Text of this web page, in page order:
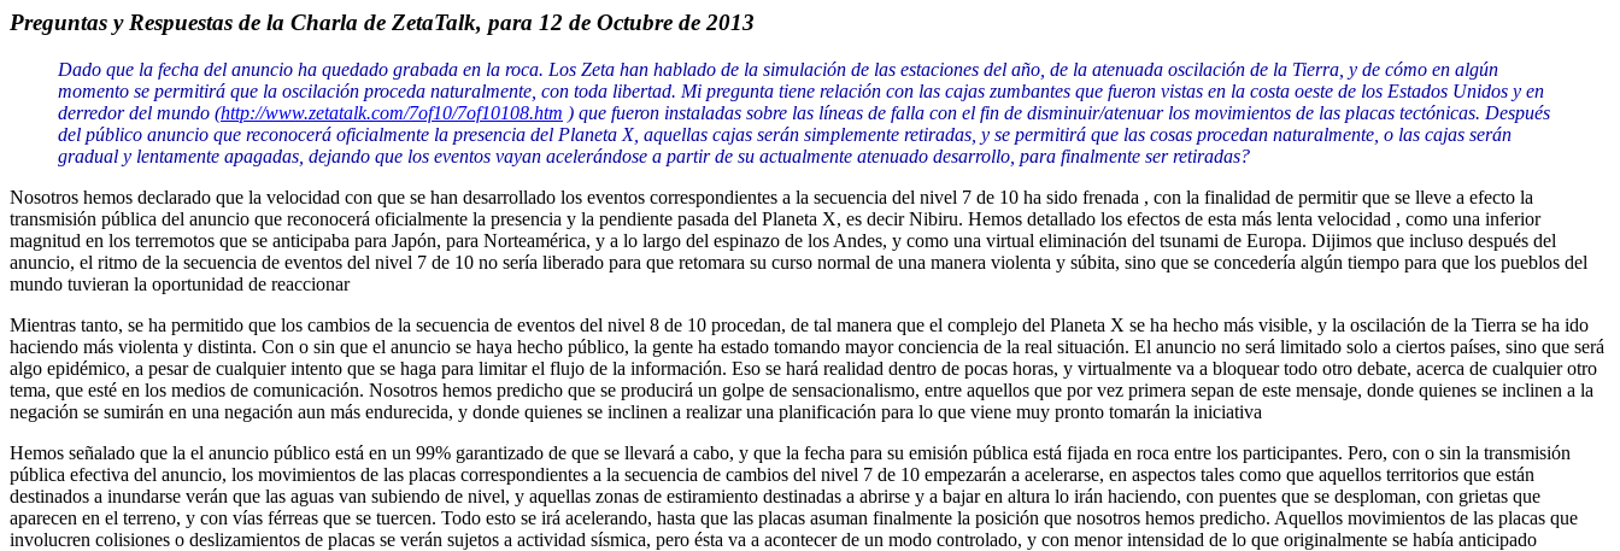
Preguntas y Respuestas de la Charla de ZetaTalk, para 12 de Octubre de 2013
Dado que la fecha del anuncio ha quedado grabada en la roca. Los Zeta han hablado de la simulación de las estaciones del año, de la atenuada oscilación de la Tierra, y de cómo en algún
momento se permitirá que la oscilación proceda naturalmente, con toda libertad. Mi pregunta tiene relación con las cajas zumbantes que fueron vistas en la costa oeste de los Estados Unidos y en
derredor del mundo (http://www.zetatalk.com/7of10/7of10108.htm ) que fueron instaladas sobre las líneas de falla con el fin de disminuir/atenuar los movimientos de las placas tectónicas. Después
del público anuncio que reconocerá oficialmente la presencia del Planeta X, aquellas cajas serán simplemente retiradas, y se permitirá que las cosas procedan naturalmente, o las cajas serán
gradual y lentamente apagadas, dejando que los eventos vayan acelerándose a partir de su actualmente atenuado desarrollo, para finalmente ser retiradas?
Nosotros hemos declarado que la velocidad con que se han desarrollado los eventos correspondientes a la secuencia del nivel 7 de 10 ha sido frenada , con la finalidad de permitir que se lleve a efecto la
transmisión pública del anuncio que reconocerá oficialmente la presencia y la pendiente pasada del Planeta X, es decir Nibiru. Hemos detallado los efectos de esta más lenta velocidad , como una inferior
magnitud en los terremotos que se anticipaba para Japón, para Norteamérica, y a lo largo del espinazo de los Andes, y como una virtual eliminación del tsunami de Europa. Dijimos que incluso después del
anuncio, el ritmo de la secuencia de eventos del nivel 7 de 10 no sería liberado para que retomara su curso normal de una manera violenta y súbita, sino que se concedería algún tiempo para que los pueblos del
mundo tuvieran la oportunidad de reaccionar
Mientras tanto, se ha permitido que los cambios de la secuencia de eventos del nivel 8 de 10 procedan, de tal manera que el complejo del Planeta X se ha hecho más visible, y la oscilación de la Tierra se ha ido
haciendo más violenta y distinta. Con o sin que el anuncio se haya hecho público, la gente ha estado tomando mayor conciencia de la real situación. El anuncio no será limitado solo a ciertos países, sino que será
algo epidémico, a pesar de cualquier intento que se haga para limitar el flujo de la información. Eso se hará realidad dentro de pocas horas, y virtualmente va a bloquear todo otro debate, acerca de cualquier otro
tema, que esté en los medios de comunicación. Nosotros hemos predicho que se producirá un golpe de sensacionalismo, entre aquellos que por vez primera sepan de este mensaje, donde quienes se inclinen a la
negación se sumirán en una negación aun más endurecida, y donde quienes se inclinen a realizar una planificación para lo que viene muy pronto tomarán la iniciativa
Hemos señalado que la el anuncio público está en un 99% garantizado de que se llevará a cabo, y que la fecha para su emisión pública está fijada en roca entre los participantes. Pero, con o sin la transmisión
pública efectiva del anuncio, los movimientos de las placas correspondientes a la secuencia de cambios del nivel 7 de 10 empezarán a acelerarse, en aspectos tales como que aquellos territorios que están
destinados a inundarse verán que las aguas van subiendo de nivel, y aquellas zonas de estiramiento destinadas a abrirse y a bajar en altura lo irán haciendo, con puentes que se desploman, con grietas que
aparecen en el terreno, y con vías férreas que se tuercen. Todo esto se irá acelerando, hasta que las placas asuman finalmente la posición que nosotros hemos predicho. Aquellos movimientos de las placas que
involucren colisiones o deslizamientos de placas se verán sujetos a actividad sísmica, pero ésta va a acontecer de un modo controlado, y con menor intensidad de lo que originalmente se había anticipado